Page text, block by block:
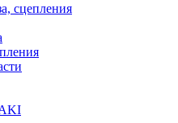
сцепления